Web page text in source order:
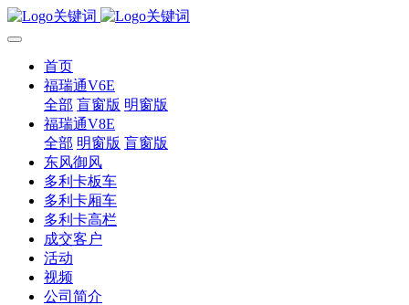
首页
福瑞通V6E
全部 盲窗版 明窗版
福瑞通V8E
全部 明窗版 盲窗版
东风御风
多利卡板车
多利卡厢车
多利卡高栏
成交客户
活动
视频
公司简介